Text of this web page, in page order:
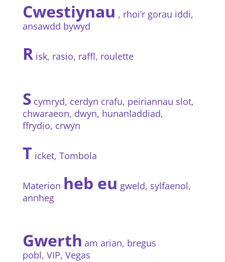
Cwestiynau , rhoi’r gorau iddi,
ansawdd bywyd
Risk, rasio, raffl, roulette
S cymryd, cerdyn crafu, peiriannau slot,
chwaraeon, dwyn, hunanladdiad,
ffrydio, crwyn
T icket, Tombola
Materion heb eu gweld, sylfaenol,
annheg
Gwerth am arian, bregus
pobl, VIP, Vegas